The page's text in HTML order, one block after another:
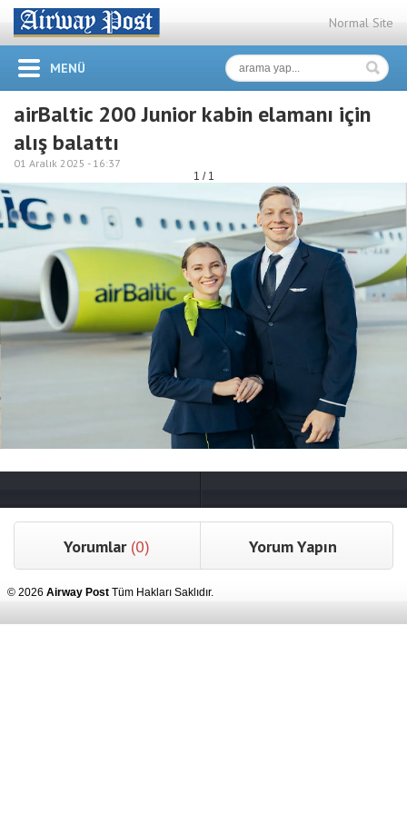
Normal Site
MENÜ
airBaltic 200 Junior kabin elamanı için
alış balattı
01 Aralık 2025 - 16:37
1 / 1
Yorumlar (0) Yorum Yapın
© 2026 Airway Post Tüm Hakları Saklıdır.